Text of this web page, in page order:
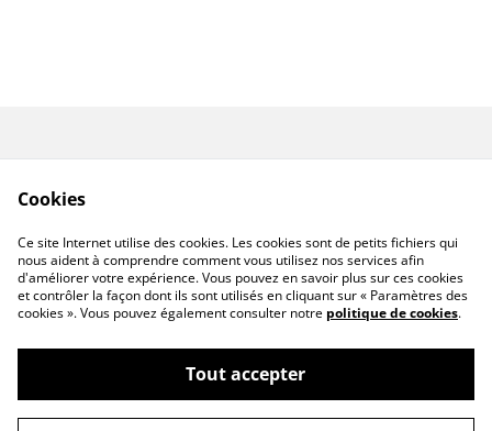
confidentialité
Politique de cookies
©2026Atelier Jinette
Cookies
Ce site Internet utilise des cookies. Les cookies sont de petits fichiers qui
nous aident à comprendre comment vous utilisez nos services afin
d'améliorer votre expérience. Vous pouvez en savoir plus sur ces cookies
et contrôler la façon dont ils sont utilisés en cliquant sur « Paramètres des
cookies ». Vous pouvez également consulter notre politique de cookies.
Tout accepter